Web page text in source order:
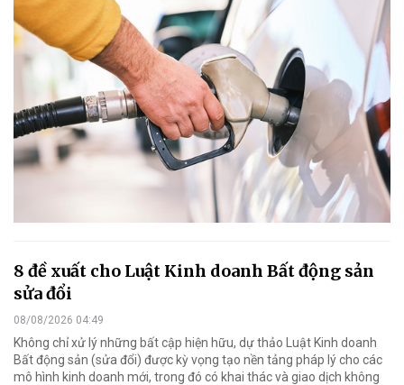
8 đề xuất cho Luật Kinh doanh Bất động sản
sửa đổi
08/08/2026 04:49
Không chỉ xử lý những bất cập hiện hữu, dự thảo Luật Kinh doanh
Bất động sản (sửa đổi) được kỳ vọng tạo nền tảng pháp lý cho các
mô hình kinh doanh mới, trong đó có khai thác và giao dịch không